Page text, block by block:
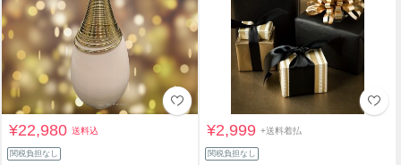
¥22,980送料込
関税負担なし
¥2,999+送料着払
関税負担なし